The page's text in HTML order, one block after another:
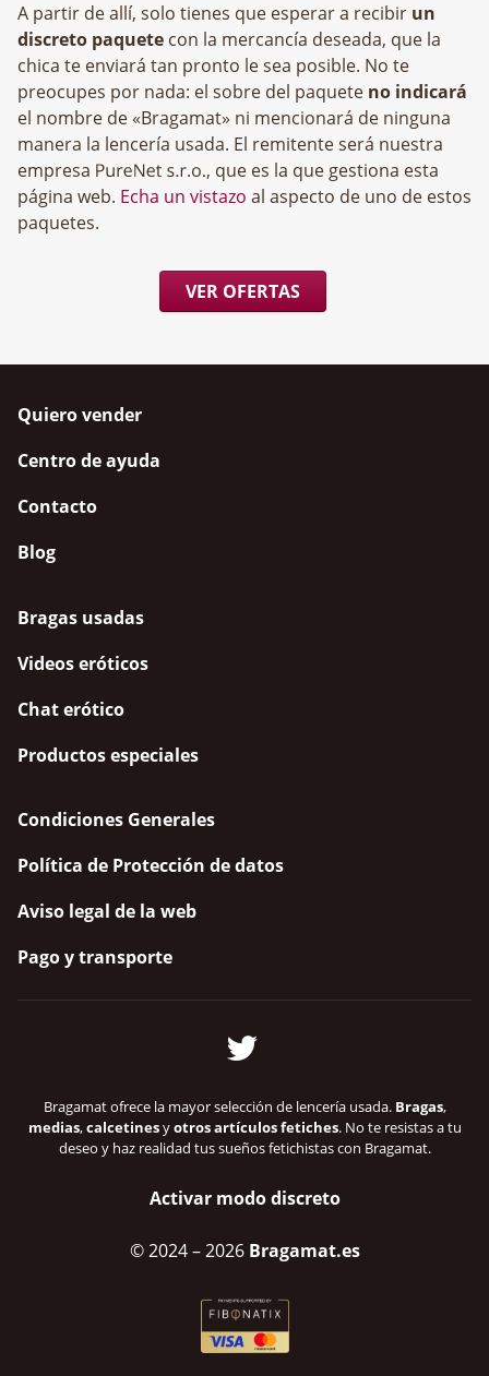
A partir de allí, solo tienes que esperar a recibir un
discreto paquete con la mercancía deseada, que la
chica te enviará tan pronto le sea posible. No te
preocupes por nada: el sobre del paquete no indicará
el nombre de «Bragamat» ni mencionará de ninguna
manera la lencería usada. El remitente será nuestra
empresa
, que es la que gestiona esta
página web. Echa un vistazo al aspecto de uno de estos
paquetes.
VER OFERTAS
Quiero vender
Centro de ayuda
Contacto
Blog
Bragas usadas
Videos eróticos
Chat erótico
Productos especiales
Condiciones Generales
Política de Protección de datos
Aviso legal de la web
Pago y transporte
Bragamat ofrece la mayor selección de lencería usada. Bragas,
medias,calcetinesyotros artículos fetiches. No te resistas a tu
deseo y haz realidad tus sueños fetichistas con Bragamat.
Activar modo discreto
© 2024– 2026 Bragamat.es